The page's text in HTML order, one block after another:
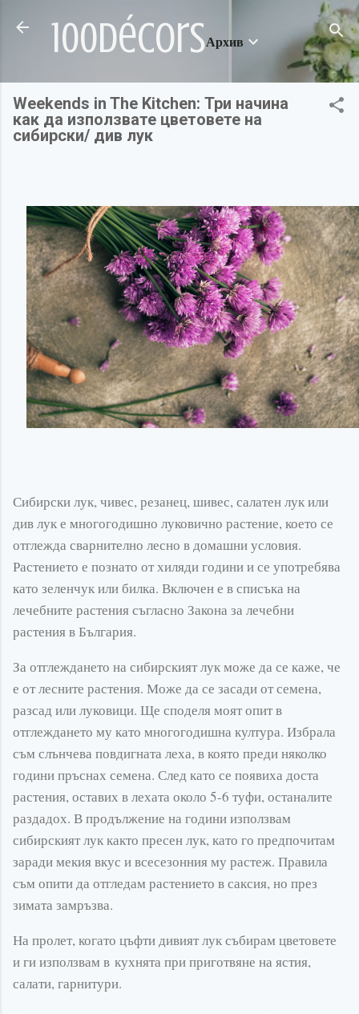
Пропускане към основното съдържание
100décorsАрхив
Weekends in The Kitchen: Три начина
как да използвате цветовете на
сибирски/ див лук
Сибирски лук, чивес, резанец, шивес, салатен лук или
див лук е многогодишно луковично растение, което се
отглежда сварнително лесно в домашни условия.
Растението е познато от хиляди години и се употребява
като зеленчук или билка. Включен е в списъка на
лечебните растения съгласно Закона за лечебни
растения в България.
За отглеждането на сибирският лук може да се каже, че
е от лесните растения. Може да се засади от семена,
разсад или луковици. Ще споделя моят опит в
отглеждането му като многогодишна култура. Избрала
съм слънчева повдигната леха, в която преди няколко
години пръснах семена. След като се появиха доста
растения, оставих в лехата около 5-6 туфи, останалите
раздадох. В продължение на години използвам
сибирският лук както пресен лук, като го предпочитам
заради мекия вкус и всесезонния му растеж. Правила
съм опити да отгледам растението в саксия, но през
зимата замръзва.
На пролет, когато цъфти дивият лук събирам цветовете
и ги използвам в кухнята при приготвяне на ястия,
салати, гарнитури.